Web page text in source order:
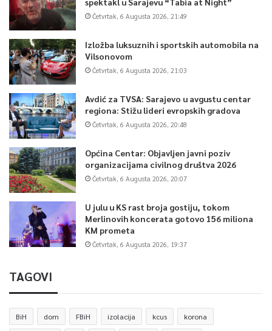
0
Article Rating
Četvrtak, 6 Augusta 2026, 21:49
Izložba luksuznih i sportskih automobila na
Vilsonovom
Četvrtak, 6 Augusta 2026, 21:03
Avdić za TVSA: Sarajevo u avgustu centar
regiona: Stižu lideri evropskih gradova
Četvrtak, 6 Augusta 2026, 20:48
Općina Centar: Objavljen javni poziv
organizacijama civilnog društva 2026
Četvrtak, 6 Augusta 2026, 20:07
U julu u KS rast broja gostiju, tokom
Merlinovih koncerata gotovo 156 miliona
KM prometa
Četvrtak, 6 Augusta 2026, 19:37
TAGOVI
BiH dom FBiH izolacija kcus korona